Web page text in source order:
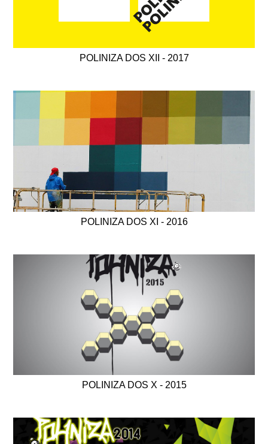
POLINIZA DOS XII - 2017
POLINIZA DOS XI - 2016
POLINIZA DOS X - 2015